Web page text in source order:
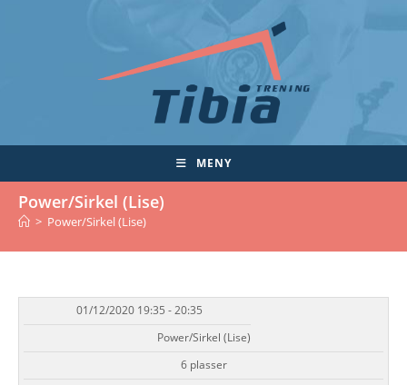
MENY
Power/Sirkel (Lise)
> Power/Sirkel (Lise)
DATO/TID EVENT TILGJENGELIGHET
01/12/2020 19:35 - 20:35
Power/Sirkel (Lise)
6 plasser